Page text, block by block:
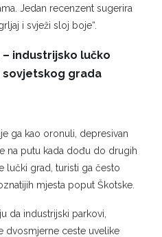
Jedan recenzent sugerira
i svježi sloj boje“.
industrijsko lučko
grada
ga kao oronuli, depresivan
na putu kada dođu do drugih
lučki grad, turisti ga često
mjesta poput Škotske.
da industrijski parkovi,
dvosmjerne ceste uvelike